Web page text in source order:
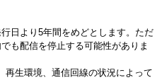
日より5年間をめどとします。ただ
も配信を停止する可能性がありま
再生環境、通信回線の状況によって